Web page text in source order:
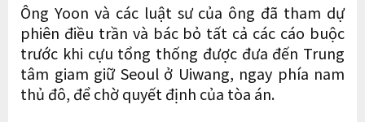
Ông Yoon và các luật sư của ông đã tham dự
phiên điều trần và bác bỏ tất cả các cáo buộc
trước khi cựu tổng thống được đưa đến Trung
tâm giam giữ Seoul ở Uiwang, ngay phía nam
thủ đô, để chờ quyết định của tòa án.